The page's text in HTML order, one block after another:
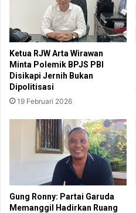
Ketua RJW Arta Wirawan
Minta Polemik BPJS PBI
Disikapi Jernih Bukan
Dipolitisasi
19 Februari 2026
Gung Ronny: Partai Garuda
Memanggil Hadirkan Ruang